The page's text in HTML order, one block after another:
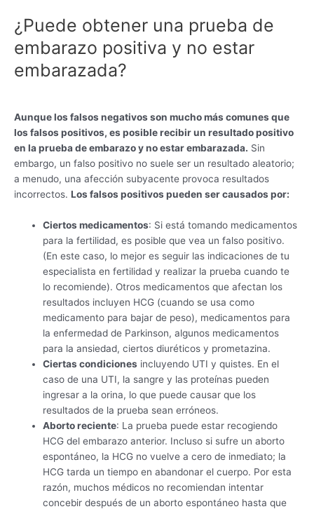
¿Puede obtener una prueba de
embarazo positiva y no estar
embarazada?
Aunque los falsos negativos son mucho más comunes que
los falsos positivos, es posible recibir un resultado positivo
en la prueba de embarazo y no estar embarazada. Sin
embargo, un falso positivo no suele ser un resultado aleatorio;
a menudo, una afección subyacente provoca resultados
incorrectos. Los falsos positivos pueden ser causados ​​por:
Ciertos medicamentos: Si está tomando medicamentos
para la fertilidad, es posible que vea un falso positivo.
(En este caso, lo mejor es seguir las indicaciones de tu
especialista en fertilidad y realizar la prueba cuando te
lo recomiende). Otros medicamentos que afectan los
resultados incluyen HCG (cuando se usa como
medicamento para bajar de peso), medicamentos para
la enfermedad de Parkinson, algunos medicamentos
para la ansiedad, ciertos diuréticos y prometazina.
Ciertas condiciones incluyendo UTI y quistes. En el
caso de una UTI, la sangre y las proteínas pueden
ingresar a la orina, lo que puede causar que los
resultados de la prueba sean erróneos.
Aborto reciente: La prueba puede estar recogiendo
HCG del embarazo anterior. Incluso si sufre un aborto
espontáneo, la HCG no vuelve a cero de inmediato; la
HCG tarda un tiempo en abandonar el cuerpo. Por esta
razón, muchos médicos no recomiendan intentar
concebir después de un aborto espontáneo hasta que